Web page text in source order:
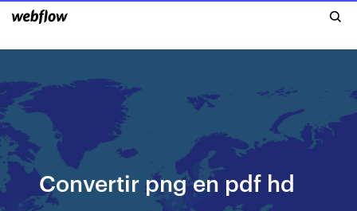
Convertir png en pdf hd